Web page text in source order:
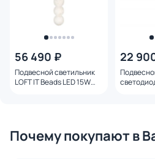
56 490 ₽
Подвесной светильник
LOFT IT Beads LED 15W
22
Почему покупают в